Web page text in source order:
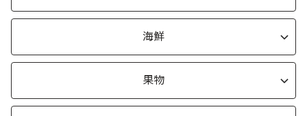
海鮮
果物